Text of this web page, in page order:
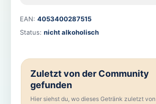
EAN: 4053400287515
Status: nicht alkoholisch
Zuletzt von der Community
gefunden
Hier siehst du, wo dieses Getränk zuletzt